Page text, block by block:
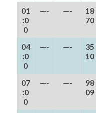
01
:0
0
—- —-
18
70
04
:0
0
—- —-
35
10
07
:0
0
—- —-
98
09